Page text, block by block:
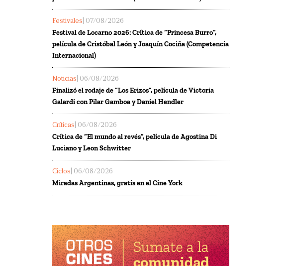
Festivales | 07/08/2026
Festival de Locarno 2026: Crítica de “Princesa Burro”,
película de Cristóbal León y Joaquín Cociña (Competencia
Internacional)
Noticias | 06/08/2026
Finalizó el rodaje de “Los Erizos”, película de Victoria
Galardi con Pilar Gamboa y Daniel Hendler
Críticas | 06/08/2026
Crítica de “El mundo al revés”, película de Agostina Di
Luciano y Leon Schwitter
Ciclos | 06/08/2026
Miradas Argentinas, gratis en el Cine York